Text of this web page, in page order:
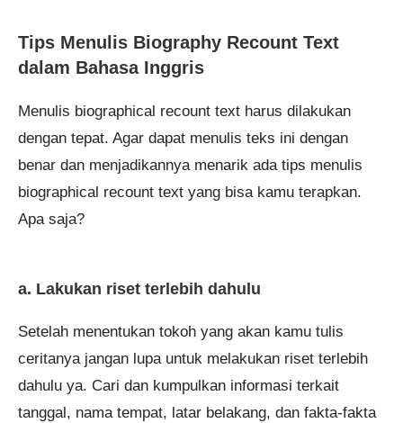
Tips Menulis Biography Recount Text
dalam Bahasa Inggris
Menulis biographical recount text harus dilakukan
dengan tepat. Agar dapat menulis teks ini dengan
benar dan menjadikannya menarik ada tips menulis
biographical recount text yang bisa kamu terapkan.
Apa saja?
a. Lakukan riset terlebih dahulu
Setelah menentukan tokoh yang akan kamu tulis
ceritanya jangan lupa untuk melakukan riset terlebih
dahulu ya. Cari dan kumpulkan informasi terkait
tanggal, nama tempat, latar belakang, dan fakta-fakta